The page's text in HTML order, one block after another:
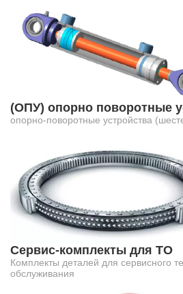
(ОПУ) опорно поворотные
опорно-поворотные устройства
Сервис-комплекты для ТО
Комплекты деталей для сервисного
обслуживания